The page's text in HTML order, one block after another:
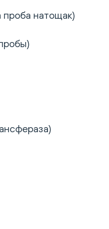
натощак)